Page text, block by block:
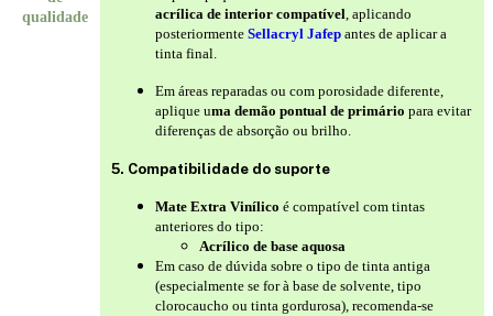
qualidade
acrílica de interior compatível, aplicando
posteriormente Sellacryl Jafep antes de aplicar a
tinta final.
Em áreas reparadas ou com porosidade diferente,
aplique uma demão pontual de primário para evitar
diferenças de absorção ou brilho.
5. Compatibilidade do suporte
Mate Extra Vinílico é compatível com tintas
anteriores do tipo:
Acrílico de base aquosa
Em caso de dúvida sobre o tipo de tinta antiga
(especialmente se for à base de solvente, tipo
clorocaucho ou tinta gordurosa), recomenda-se